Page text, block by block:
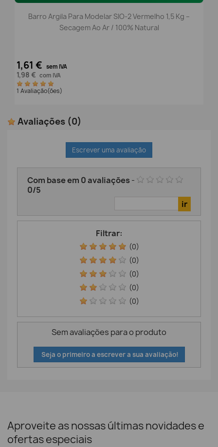
Barro Argila Para Modelar SIO-2 Vermelho 1,5 Kg –
Secagem Ao Ar / 100% Natural
1,61 € sem IVA
1,98 € com IVA
1 Avaliação(ões)
Avaliações (0)
Escrever uma avaliação
Com base em 0avaliações-
0/5
Filtrar:
(0)
(0)
(0)
(0)
(0)
Sem avaliações para o produto
Seja o primeiro a escrever a sua avaliação!
Aproveite as nossas últimas novidades e
ofertas especiais